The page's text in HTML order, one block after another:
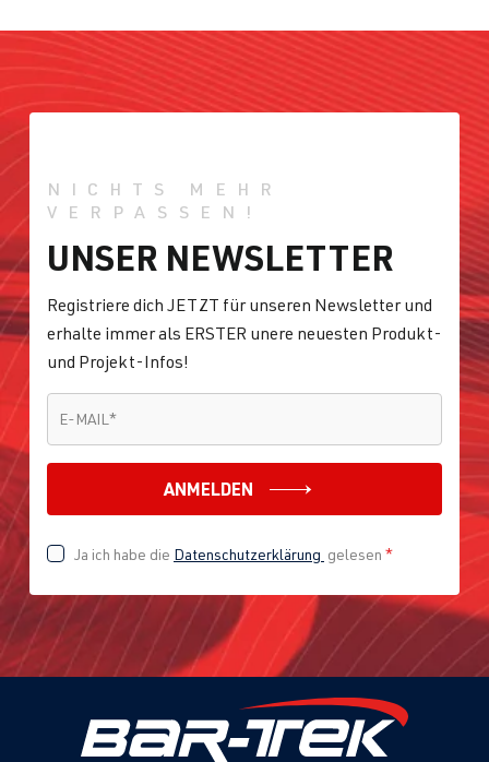
NICHTS MEHR
VERPASSEN!
UNSER NEWSLETTER
Registriere dich JETZT für unseren Newsletter und
erhalte immer als ERSTER unere neuesten Produkt-
und Projekt-Infos!
E-MAIL *
ANMELDEN
Ja ich habe die Datenschutzerklärung gelesen *